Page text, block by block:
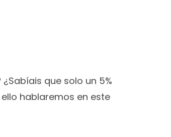
que solo un 5%
hablaremos en este